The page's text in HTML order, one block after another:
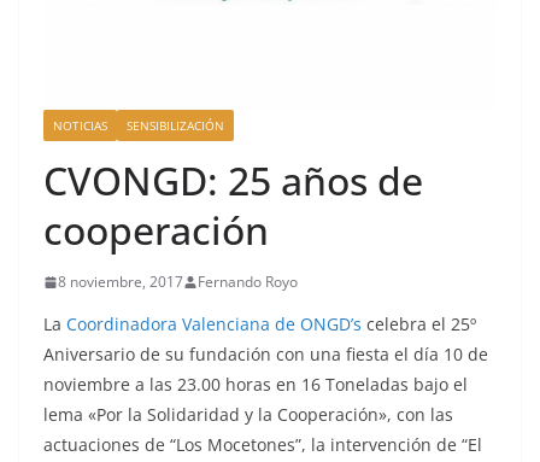
NOTICIAS SENSIBILIZACIÓN
CVONGD: 25 años de
cooperación
8 noviembre, 2017 Fernando Royo
La Coordinadora Valenciana de ONGD’s celebra el 25º
Aniversario de su fundación con una fiesta el día 10 de
noviembre a las 23.00 horas en 16 Toneladas bajo el
lema «Por la Solidaridad y la Cooperación», con las
actuaciones de “Los Mocetones”, la intervención de “El